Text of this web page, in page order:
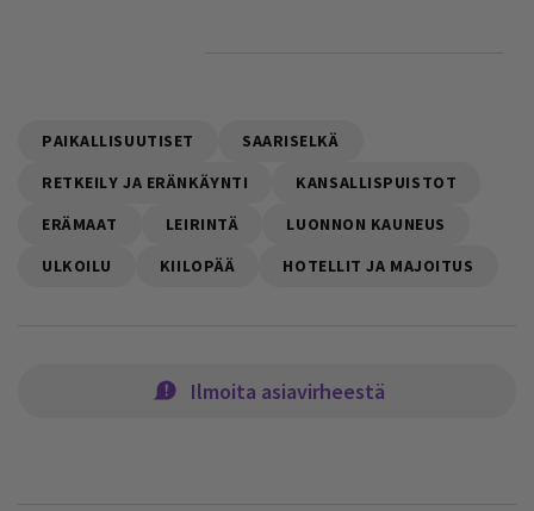
PAIKALLISUUTISET
SAARISELKÄ
RETKEILY JA ERÄNKÄYNTI
KANSALLISPUISTOT
ERÄMAAT
LEIRINTÄ
LUONNON KAUNEUS
ULKOILU
KIILOPÄÄ HOTELLIT JA MAJOITUS
Ilmoita asiavirheestä